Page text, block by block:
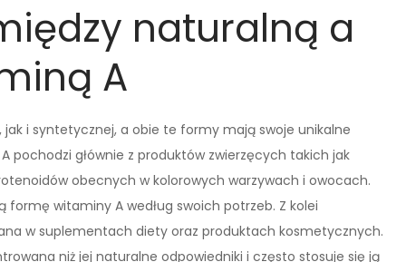
naturalną a
A
i syntetycznej, a obie te formy mają swoje unikalne
pochodzi głównie z produktów zwierzęcych takich jak
obecnych w kolorowych warzywach i owocach.
witaminy A według swoich potrzeb. Z kolei
w suplementach diety oraz produktach kosmetycznych.
niż jej naturalne odpowiedniki i często stosuje się ją